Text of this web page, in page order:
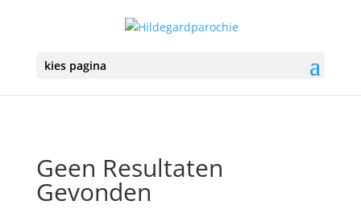
kies pagina
Geen Resultaten
Gevonden